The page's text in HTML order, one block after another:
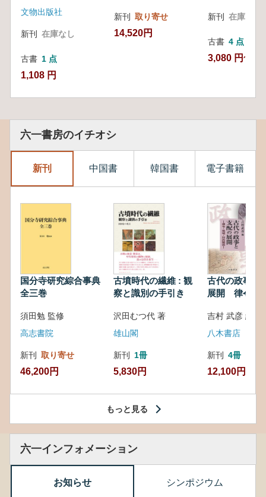
文物出版社
新刊 在庫なし
古書 1 点
1,108 円
新刊 取り寄せ
14,520円
新刊 在庫なし
古書 4 点
3,080 円~
六一書房のイチオシ
新刊 中国書 韓国書 電子書籍
国分寺研究綜合事典
全三巻
須田勉 監修
高志書院
新刊 取り寄せ
46,200円
古墳時代の繊維 : 観
察と識別の手引き
沢田むつ代 著
雄山閣
新刊 1冊
5,830円
古代の政事と
展開 律令・
吉村 武彦 編集
八木書店
新刊 4冊
12,100円
もっと見る
六一インフォメーション
お知らせ シンポジウム